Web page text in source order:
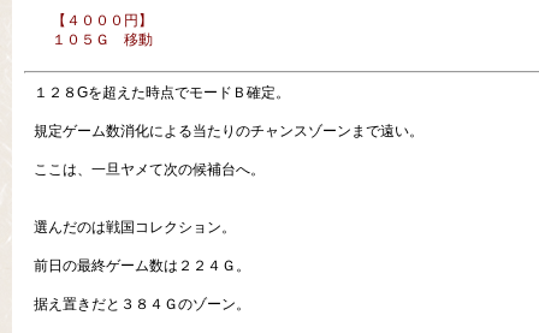
【４０００円】
１０５Ｇ 移動
１２８Gを超えた時点でモードＢ確定。
規定ゲーム数消化による当たりのチャンスゾーンまで遠い。
ここは、一旦ヤメて次の候補台へ。
選んだのは戦国コレクション。
前日の最終ゲーム数は２２４Ｇ。
据え置きだと３８４Ｇのゾーン。